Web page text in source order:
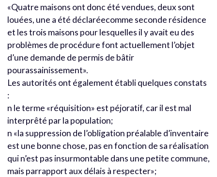
«Quatre maisons ont donc été vendues, deux sont
louées, une a été déclaréecomme seconde résidence
et les trois maisons pour lesquelles il y avait eu des
problèmes de procédure font actuellement l’objet
d’une demande de permis de bâtir
pourassainissement».
Les autorités ont également établi quelques constats
:
n le terme «réquisition» est péjoratif, car il est mal
interprêté par la population;
n «la suppression de l’obligation préalable d’inventaire
est une bonne chose, pas en fonction de sa réalisation
qui n’est pas insurmontable dans une petite commune,
mais parrapport aux délais à respecter»;